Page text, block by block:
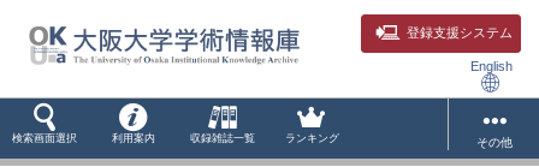
登録支援システム
English
検索画面選択 利用案内 収録雑誌一覧 ランキング その他